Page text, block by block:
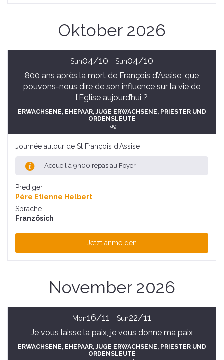
Oktober 2026
Sun04/10 Sun04/10
800 ans après la mort de François d’Assise, que
pouvons-nous dire de son influence sur la vie de
l’Eglise aujourd’hui ?
ERWACHSENE, EHEPAAR, JUGE ERWACHSENE, PRIESTER UND
ORDENSLEUTE
Tag
Journée autour de St François d'Assise
Accueil à 9h00 repas au Foyer
Prediger
Père Etienne Helbert
Sprache
Französich
Jetzt anmelden
November 2026
Mon16/11 Sun22/11
Je vous laisse la paix, je vous donne ma paix
ERWACHSENE, EHEPAAR, JUGE ERWACHSENE, PRIESTER UND
ORDENSLEUTE